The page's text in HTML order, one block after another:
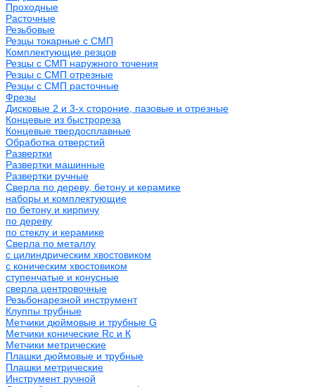
Проходные
Расточные
Резьбовые
Резцы токарные с СМП
Комплектующие резцов
Резцы с СМП наружного точения
Резцы с СМП отрезные
Резцы с СМП расточные
Фрезы
Дисковые 2 и 3-х стороние, пазовые и отрезные
Концевые из быстрореза
Концевые твердосплавные
Обработка отверстий
Развертки
Развертки машинные
Развертки ручные
Сверла по дереву, бетону и керамике
наборы и комплектующие
по бетону и кирпичу
по дереву
по стеклу и керамике
Сверла по металлу
c цилиндрическим хвостовиком
c коническим хвостовиком
cтупенчатые и конусные
сверла центровочные
Резьбонарезной инструмент
Клуппы трубные
Метчики дюймовые и трубные G
Метчики конические Rc и К
Метчики метрические
Плашки дюймовые и трубные
Плашки метрические
Инструмент ручной